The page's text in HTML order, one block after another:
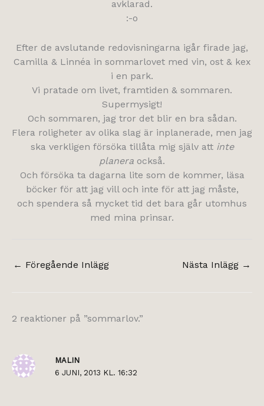
avklarad.
:-o
Efter de avslutande redovisningarna igår firade jag,
Camilla & Linnéa in sommarlovet med vin, ost & kex
i en park.
Vi pratade om livet, framtiden & sommaren.
Supermysigt!
Och sommaren, jag tror det blir en bra sådan.
Flera roligheter av olika slag är inplanerade, men jag
ska verkligen försöka tillåta mig själv att inte
planera också.
Och försöka ta dagarna lite som de kommer, läsa
böcker för att jag vill och inte för att jag måste,
och spendera så mycket tid det bara går utomhus
med mina prinsar.
← Föregående Inlägg Nästa Inlägg →
2 reaktioner på ”sommarlov.”
MALIN
6 JUNI, 2013 KL. 16:32